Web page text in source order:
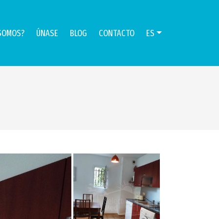
ÚNASE BLOG CONTACTO ES